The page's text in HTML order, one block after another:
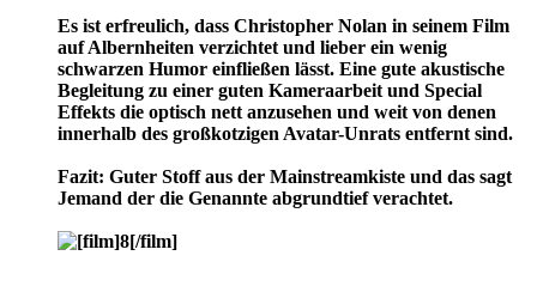
Es ist erfreulich, dass Christopher Nolan in seinem Film
auf Albernheiten verzichtet und lieber ein wenig
schwarzen Humor einfließen lässt. Eine gute akustische
Begleitung zu einer guten Kameraarbeit und Special
Effekts die optisch nett anzusehen und weit von denen
innerhalb des großkotzigen Avatar-Unrats entfernt sind.
Fazit: Guter Stoff aus der Mainstreamkiste und das sagt
Jemand der die Genannte abgrundtief verachtet.